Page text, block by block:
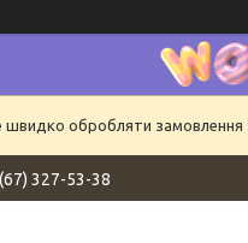
обробляти замовлення
327-53-38